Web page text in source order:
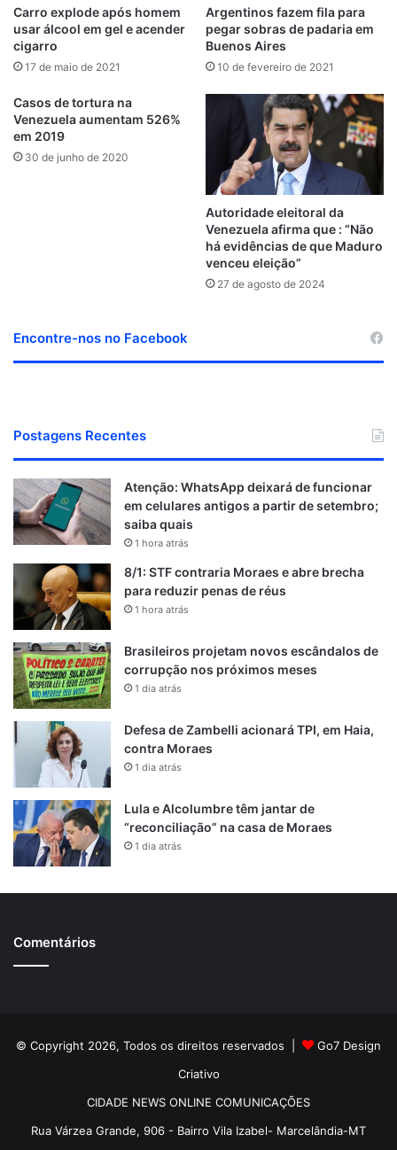
Carro explode após homem
usar álcool em gel e acender
cigarro
17 de maio de 2021
Argentinos fazem fila para
pegar sobras de padaria em
Buenos Aires
10 de fevereiro de 2021
Casos de tortura na
Venezuela aumentam 526%
em 2019
30 de junho de 2020
Autoridade eleitoral da
Venezuela afirma que : “Não
há evidências de que Maduro
venceu eleição”
27 de agosto de 2024
Encontre-nos no Facebook
Postagens Recentes
Atenção: WhatsApp deixará de funcionar
em celulares antigos a partir de setembro;
saiba quais
1 hora atrás
8/1: STF contraria Moraes e abre brecha
para reduzir penas de réus
1 hora atrás
Brasileiros projetam novos escândalos de
corrupção nos próximos meses
1 dia atrás
Defesa de Zambelli acionará TPI, em Haia,
contra Moraes
1 dia atrás
Lula e Alcolumbre têm jantar de
“reconciliação” na casa de Moraes
1 dia atrás
Comentários
© Copyright 2026, Todos os direitos reservados |
Go7 Design
Criativo
CIDADE NEWS ONLINE COMUNICAÇÕES
Rua Várzea Grande, 906 - Bairro Vila Izabel- Marcelândia-MT